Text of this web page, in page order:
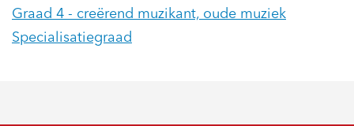
Graad 4 - creërend muzikant, oude muziek
Specialisatiegraad